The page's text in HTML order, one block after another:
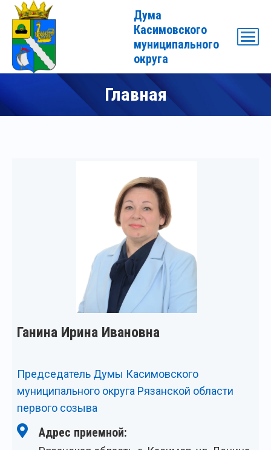
Дума
Касимовского
муниципального
округа
Главная
Ганина Ирина Ивановна
Председатель Думы Касимовского
муниципального округа Рязанской области
первого созыва
Адрес приемной: